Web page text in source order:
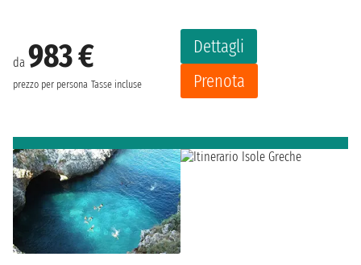
da 983 €
prezzo per persona Tasse incluse
Dettagli
Prenota